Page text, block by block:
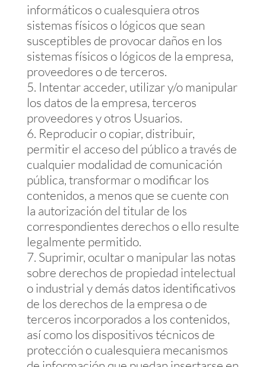
informáticos o cualesquiera otros
sistemas físicos o lógicos que sean
susceptibles de provocar daños en los
sistemas físicos o lógicos de la empresa,
proveedores o de terceros.
Intentar acceder, utilizar y/o manipular
los datos de la empresa, terceros
proveedores y otros Usuarios.
Reproducir o copiar, distribuir,
permitir el acceso del público a través de
cualquier modalidad de comunicación
pública, transformar o modificar los
contenidos, a menos que se cuente con
la autorización del titular de los
correspondientes derechos o ello resulte
legalmente permitido.
Suprimir, ocultar o manipular las notas
sobre derechos de propiedad intelectual
o industrial y demás datos identificativos
de los derechos de la empresa o de
terceros incorporados a los contenidos,
así como los dispositivos técnicos de
protección o cualesquiera mecanismos